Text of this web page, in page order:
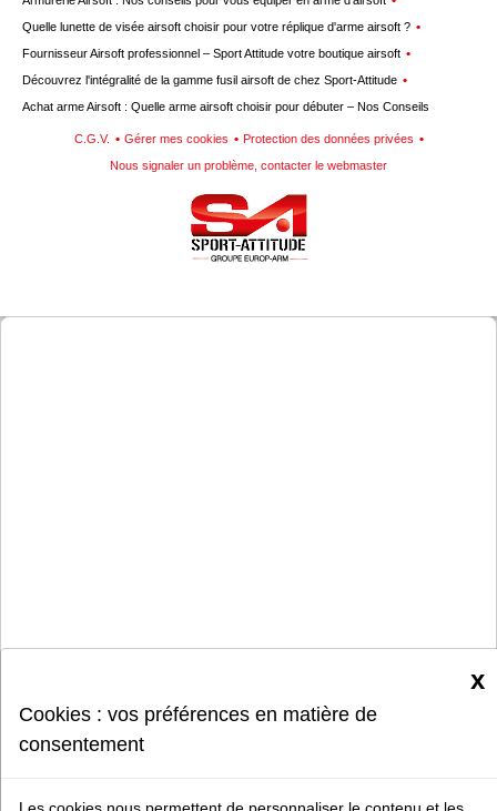
Quelle lunette de visée airsoft choisir pour votre réplique d'arme airsoft ?
Fournisseur Airsoft professionnel – Sport Attitude votre boutique airsoft
Découvrez l'intégralité de la gamme fusil airsoft de chez Sport-Attitude
Achat arme Airsoft : Quelle arme airsoft choisir pour débuter – Nos Conseils
C.G.V. Gérer mes cookies
Protection des données privées
Nous signaler un problème, contacter le webmaster
Cookies : vos préférences en matière de
consentement
x